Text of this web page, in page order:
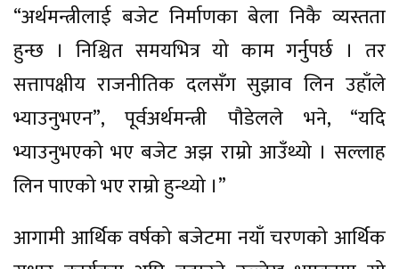
“अर्थमन्त्रीलाई बजेट निर्माणका बेला निकै व्यस्तता
हुन्छ । निश्चित समयभित्र यो काम गर्नुपर्छ । तर
सत्तापक्षीय राजनीतिक दलसँग सुझाव लिन उहाँले
भ्याउनुभएन”, पूर्वअर्थमन्त्री पौडेलले भने, “यदि
भ्याउनुभएको भए बजेट अझ राम्रो आउँथ्यो । सल्लाह
लिन पाएको भए राम्रो हुन्थ्यो ।”
आगामी आर्थिक वर्षको बजेटमा नयाँ चरणको आर्थिक